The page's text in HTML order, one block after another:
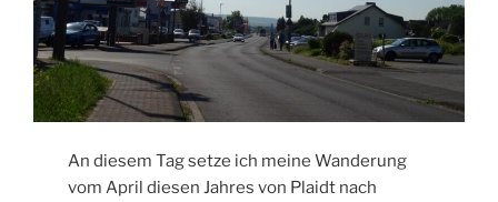
An diesem Tag setze ich meine Wanderung
vom April diesen Jahres von Plaidt nach